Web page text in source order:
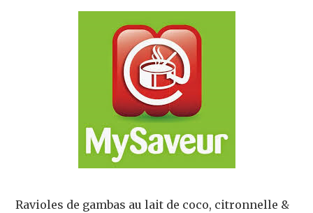
Ravioles de gambas au lait de coco, citronnelle &